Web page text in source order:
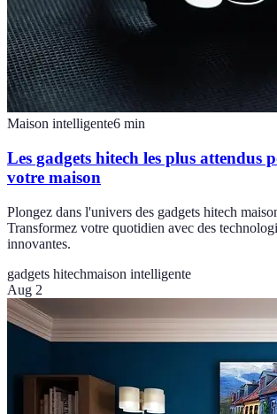
Maison intelligente6 min
Les gadgets hitech les plus attendus
votre maison
Plongez dans l'univers des gadgets hitech
Transformez votre quotidien avec des
innovantes.
gadgets hitechmaison intelligente
Aug 2